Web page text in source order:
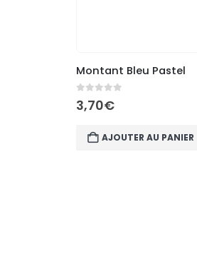
Montant Bleu Pastel
0out of 5
3,70€
AJOUTER AU PANIER